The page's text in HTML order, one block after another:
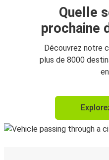
Quelle
prochaine
Découvrez notre
plus de 8000